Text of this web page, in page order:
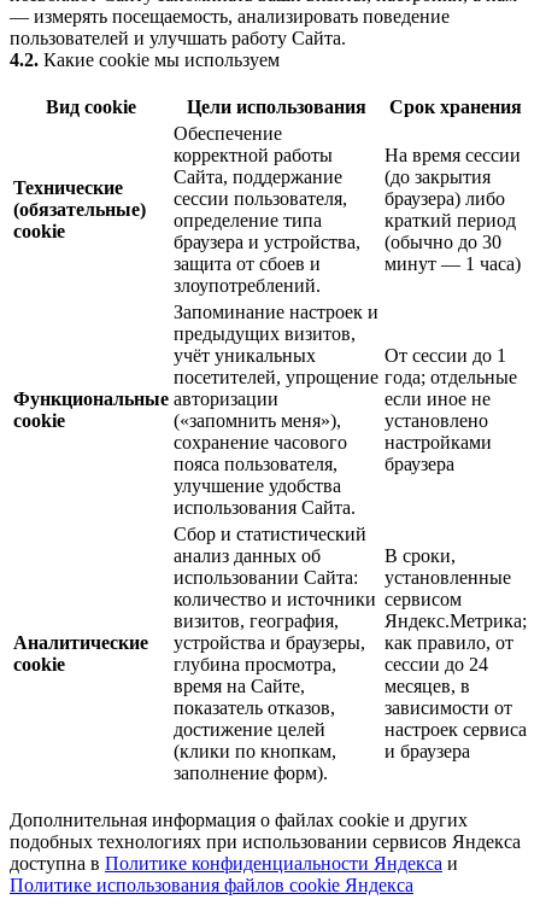
— измерять посещаемость, анализировать поведение
пользователей и улучшать работу Сайта.
4.2. Какие cookie мы используем
Вид cookie Цели использования Срок хранения
Технические
(обязательные)
cookie
Обеспечение
корректной работы
Сайта, поддержание
сессии пользователя,
определение типа
браузера и устройства,
защита от сбоев и
злоупотреблений.
На время сессии
(до закрытия
браузера) либо
краткий период
(обычно до 30
минут — 1 часа)
Функциональные
cookie
Запоминание настроек и
предыдущих визитов,
учёт уникальных
посетителей, упрощение
авторизации
(«запомнить меня»),
сохранение часового
пояса пользователя,
улучшение удобства
использования Сайта.
От сессии до 1
года; отдельные
если иное не
установлено
настройками
браузера
Аналитические
cookie
Сбор и статистический
анализ данных об
использовании Сайта:
количество и источники
визитов, география,
устройства и браузеры,
глубина просмотра,
время на Сайте,
показатель отказов,
достижение целей
(клики по кнопкам,
заполнение форм).
В сроки,
установленные
сервисом
Яндекс.Метрика;
как правило, от
сессии до 24
месяцев, в
зависимости от
настроек сервиса
и браузера
Дополнительная информация о файлах cookie и других
подобных технологиях при использовании сервисов Яндекса
доступна в Политике конфиденциальности Яндекса и
Политике использования файлов cookie Яндекса